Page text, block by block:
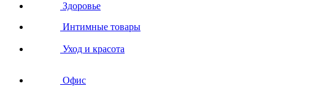
Здоровье
Интимные товары
Уход и красота
Офис